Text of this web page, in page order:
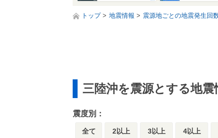
トップ 地震情報 震源地ごとの地震発生回
三陸沖を震源とする地震
震度別：
全て 2以上 3以上 4以上